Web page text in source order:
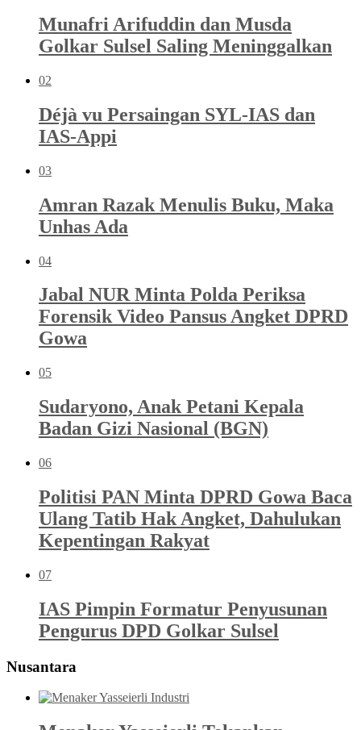
Munafri Arifuddin dan Musda
Golkar Sulsel Saling Meninggalkan
02
Déjà vu Persaingan SYL-IAS dan
IAS-Appi
03
Amran Razak Menulis Buku, Maka
Unhas Ada
04
Jabal NUR Minta Polda Periksa
Forensik Video Pansus Angket DPRD
Gowa
05
Sudaryono, Anak Petani Kepala
Badan Gizi Nasional (BGN)
06
Politisi PAN Minta DPRD Gowa Baca
Ulang Tatib Hak Angket, Dahulukan
Kepentingan Rakyat
07
IAS Pimpin Formatur Penyusunan
Pengurus DPD Golkar Sulsel
Nusantara